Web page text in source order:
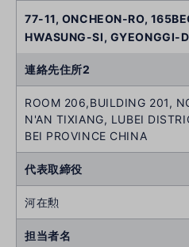
77-11, ONCHEON-RO,
HWASUNG-SI, GYEONGGI-
連絡先住所2
ROOM 206,BUILDING 201,
N'AN TIXIANG, LUBEI
BEI PROVINCE CHINA
代表取締役
河在勲
担当者名